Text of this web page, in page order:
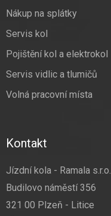
Nákup na splátky
Servis kol
Pojištění kol a elektrokol
Servis vidlic a tlumičů
Volná pracovní místa
Kontakt
Jízdní kola - Ramala s.r.o.
Budilovo náměstí 356
321 00 Plzeň - Litice